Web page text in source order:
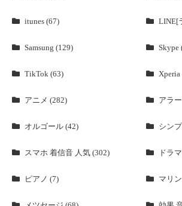
itunes (67) LINE[
Samsung (129) Skype
TikTok (63) Xperia
アニメ (282) アラ
オルゴール (42) シン
スマホ 着信音 人気 (302) ドラ
ピアノ (7) マリ